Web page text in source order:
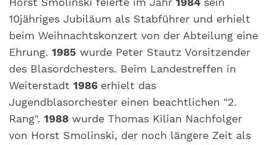
10jähriges Jubiläum als Stabführer und erhielt
beim Weihnachtskonzert von der Abteilung eine
Ehrung. 1985 wurde Peter Stautz Vorsitzender
des Blasordchesters. Beim Landestreffen in
Weiterstadt 1986 erhielt das
Jugendblasorchester einen beachtlichen "2.
Rang". 1988 wurde Thomas Kilian Nachfolger
von Horst Smolinski, der noch längere Zeit als